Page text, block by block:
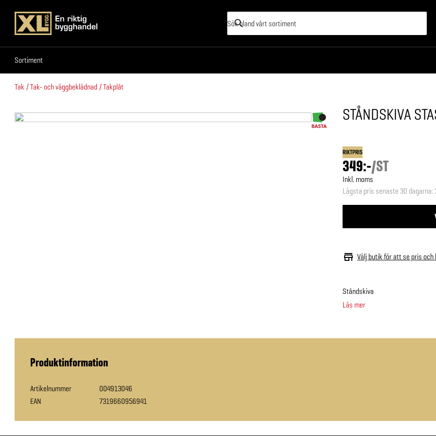
Sortiment
Sortiment
Tak Tak- och väggbeklädnad Takplåt
STÅNDSKIVA
RIKTPRIS
349:-/ST
Inkl. moms
Lägsta pris senaste 30 dagarna:
Välj butik för att se pris och
Ståndskiva
Läs mer
Produktinformation
Artikelnummer
004913046
EAN
7319660956941